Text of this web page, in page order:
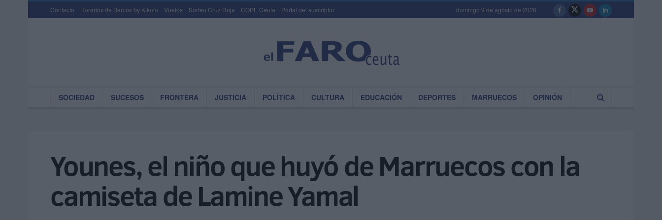
Contacto Horarios de Barcos by Kikoto Vuelos Sorteo Cruz Roja COPE Ceuta Portal del suscriptor domingo 9 de agosto de 2026
SOCIEDAD SUCESOS FRONTERA JUSTICIA POLÍTICA CULTURA EDUCACIÓN DEPORTES MARRUECOS OPINIÓN
Younes, el niño que huyó de Marruecos con la
camiseta de Lamine Yamal